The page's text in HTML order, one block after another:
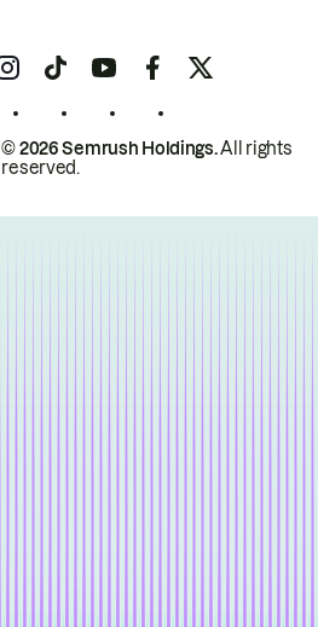
© 2026 Semrush Holdings.All rights
reserved.